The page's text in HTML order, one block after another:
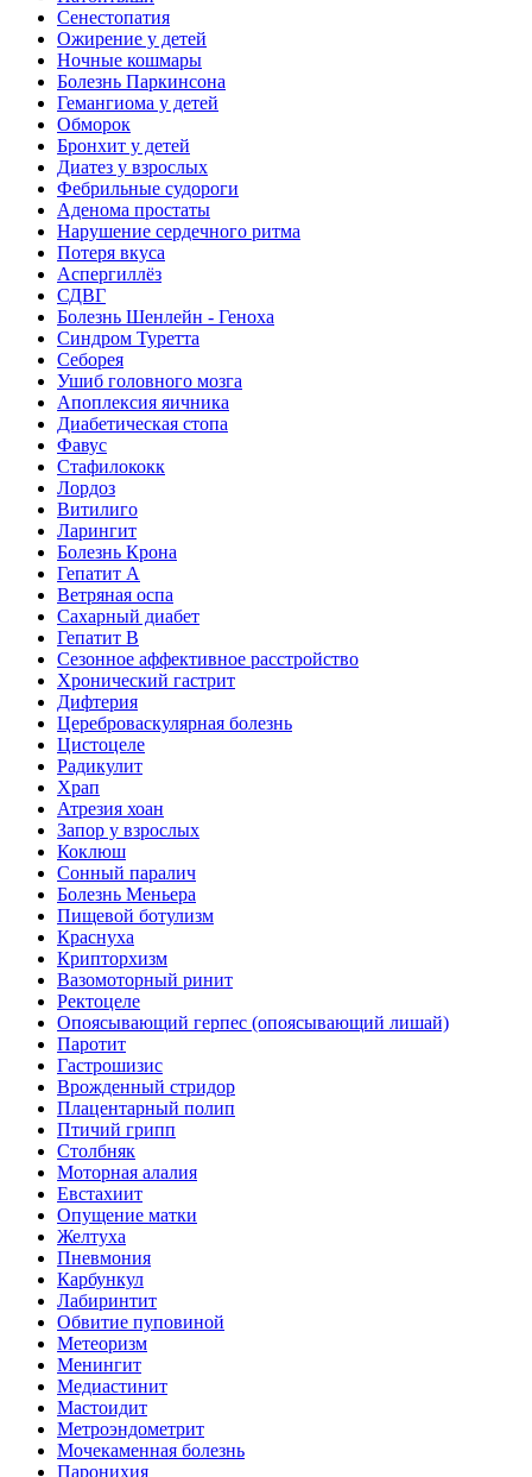
Сенестопатия
Ожирение у детей
Ночные кошмары
Болезнь Паркинсона
Гемангиома у детей
Обморок
Бронхит у детей
Диатез у взрослых
Фебрильные судороги
Аденома простаты
Нарушение сердечного ритма
Потеря вкуса
Аспергиллёз
СДВГ
Болезнь Шенлейн - Геноха
Синдром Туретта
Себорея
Ушиб головного мозга
Апоплексия яичника
Диабетическая стопа
Фавус
Стафилококк
Лордоз
Витилиго
Ларингит
Болезнь Крона
Гепатит A
Ветряная оспа
Сахарный диабет
Гепатит B
Сезонное аффективное расстройство
Хронический гастрит
Дифтерия
Цереброваскулярная болезнь
Цистоцеле
Радикулит
Храп
Атрезия хоан
Запор у взрослых
Коклюш
Сонный паралич
Болезнь Меньера
Пищевой ботулизм
Краснуха
Крипторхизм
Вазомоторный ринит
Ректоцеле
Опоясывающий герпес (опоясывающий лишай)
Паротит
Гастрошизис
Врожденный стридор
Плацентарный полип
Птичий грипп
Столбняк
Моторная алалия
Евстахиит
Опущение матки
Желтуха
Пневмония
Карбункул
Лабиринтит
Обвитие пуповиной
Метеоризм
Менингит
Медиастинит
Мастоидит
Метроэндометрит
Мочекаменная болезнь
Паронихия